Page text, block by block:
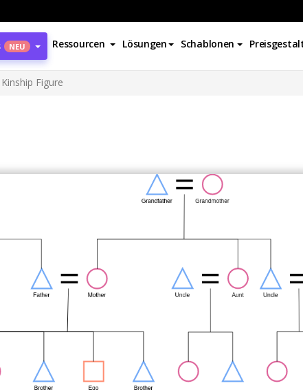
NEU Ressourcen Lösungen Schablonen
Figure